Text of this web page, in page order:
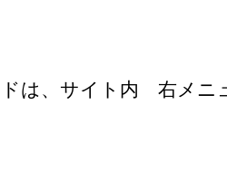
は、サイト内 右メニ